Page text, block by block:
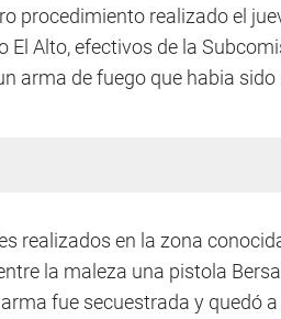
procedimiento realizado el
El Alto, efectivos de la
arma de fuego que habia
realizados en la zona
la maleza una pistola
fue secuestrada y quedó